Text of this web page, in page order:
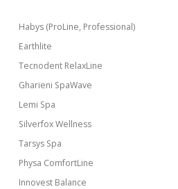
Habys (ProLine, Professional)
Earthlite
Tecnodent RelaxLine
Gharieni SpaWave
Lemi Spa
Silverfox Wellness
Tarsys Spa
Physa ComfortLine
Innovest Balance